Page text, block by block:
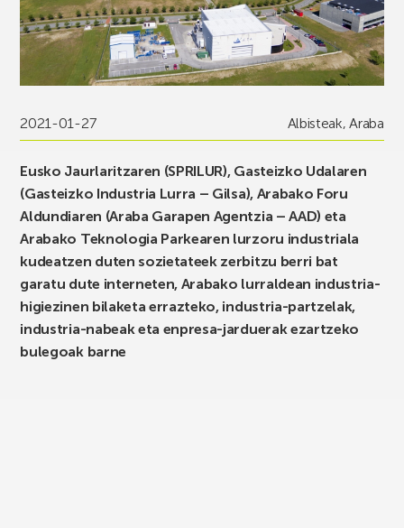
2021-01-27 Albisteak,Araba
Eusko Jaurlaritzaren (SPRILUR), Gasteizko Udalaren
(Gasteizko Industria Lurra – Gilsa), Arabako Foru
Aldundiaren (Araba Garapen Agentzia – AAD) eta
Arabako Teknologia Parkearen lurzoru industriala
kudeatzen duten sozietateek zerbitzu berri bat
garatu dute interneten, Arabako lurraldean industria-
higiezinen bilaketa errazteko, industria-partzelak,
industria-nabeak eta enpresa-jarduerak ezartzeko
bulegoak barne